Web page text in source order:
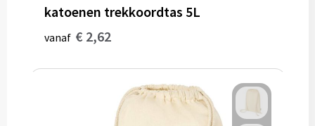
katoenen trekkoordtas 5L
vanaf € 2,62